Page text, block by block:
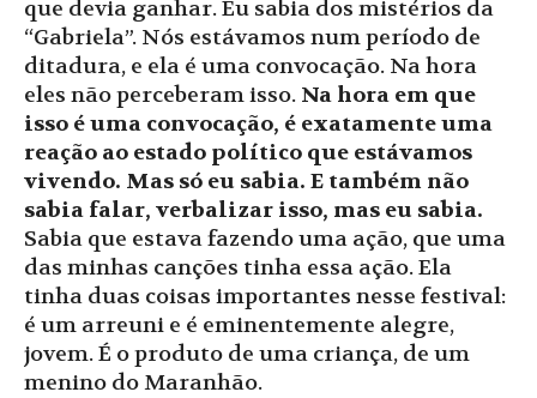
que devia ganhar. Eu sabia dos mistérios da
“Gabriela”. Nós estávamos num período de
ditadura, e ela é uma convocação. Na hora
eles não perceberam isso. Na hora em que
isso é uma convocação, é exatamente uma
reação ao estado político que estávamos
vivendo. Mas só eu sabia. E também não
sabia falar, verbalizar isso, mas eu sabia.
Sabia que estava fazendo uma ação, que uma
das minhas canções tinha essa ação. Ela
tinha duas coisas importantes nesse festival:
é um arreuni e é eminentemente alegre,
jovem. É o produto de uma criança, de um
menino do Maranhão.